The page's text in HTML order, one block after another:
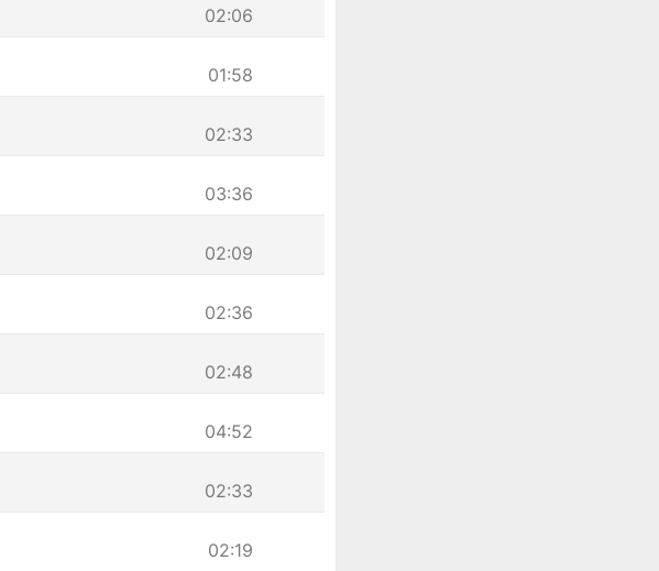
02:06
01:58
02:33
03:36
02:09
02:36
02:48
04:52
02:33
02:19